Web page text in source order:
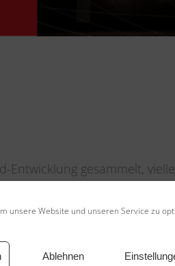
unsere Website und unseren Service zu
Ablehnen
gesammelt,
bist ein Teamplayer?